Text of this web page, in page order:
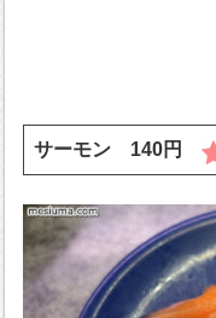
サーモン 140円